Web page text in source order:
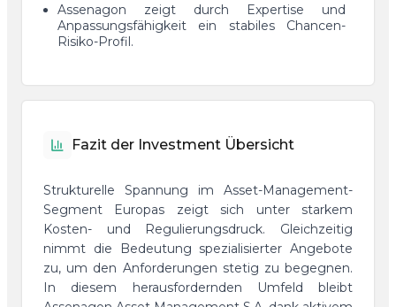
Assenagon zeigt durch Expertise und
Anpassungsfähigkeit ein stabiles Chancen-
Risiko-Profil.
Fazit der Investment Übersicht
Strukturelle Spannung im Asset-Management-
Segment Europas zeigt sich unter starkem
Kosten- und Regulierungsdruck. Gleichzeitig
nimmt die Bedeutung spezialisierter Angebote
zu, um den Anforderungen stetig zu begegnen.
In diesem herausfordernden Umfeld bleibt